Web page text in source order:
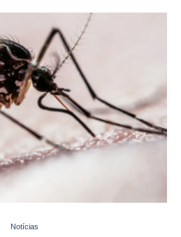
Notícias